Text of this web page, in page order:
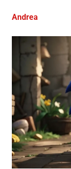
Andrea